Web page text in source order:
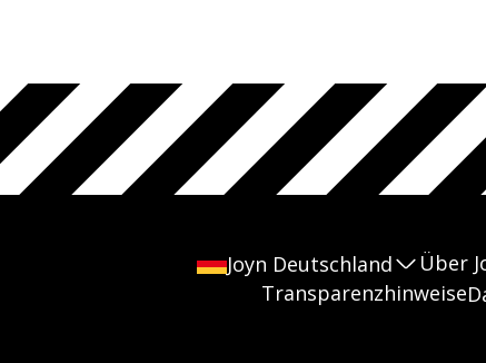
Joyn Deutschland Über
Transparenzhinweise